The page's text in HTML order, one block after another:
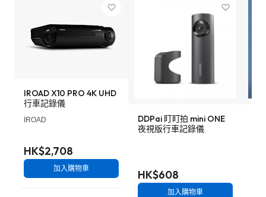
IROAD X10 PRO 4K UHD
行車記錄儀
IROAD
HK$2,708
加入購物車
DDPai 盯盯拍 mini ONE
夜視版行車記錄儀
HK$608
加入購物車